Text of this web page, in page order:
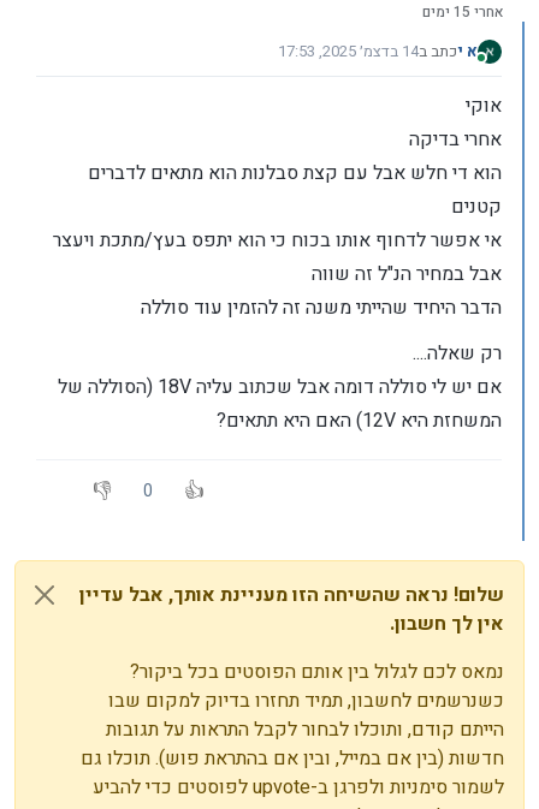
אחרי 15 ימים
מחובר
א יכתב ב14 בדצמ׳ 2025, 17:53
נערך לאחרונה על ידי א י
אוקי
אחרי בדיקה
הוא די חלש אבל עם קצת סבלנות הוא מתאים לדברים
קטנים
אי אפשר לדחוף אותו בכוח כי הוא יתפס בעץ/מתכת ויעצר
אבל במחיר הנ"ל זה שווה
הדבר היחיד שהייתי משנה זה להזמין עוד סוללה
רק שאלה....
אם יש לי סוללה דומה אבל שכתוב עליה 18V (הסוללה של
המשחזת היא 12V) האם היא תתאים?
0
שלום! נראה שהשיחה הזו מעניינת אותך, אבל עדיין
אין לך חשבון.
נמאס לכם לגלול בין אותם הפוסטים בכל ביקור?
כשנרשמים לחשבון, תמיד תחזרו בדיוק למקום שבו
הייתם קודם, ותוכלו לבחור לקבל התראות על תגובות
חדשות (בין אם במייל, ובין אם בהתראת פוש). תוכלו גם
לשמור סימניות ולפרגן ב-upvote לפוסטים כדי להביע